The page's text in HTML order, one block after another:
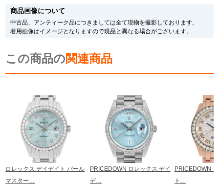
商品画像について
中古品、アンティーク品につきましては全て現物を撮影しております。
着用画像はイメージとなりますので現品と異なる場合がございます。
この商品の関連商品
ロレックス デイデイト パール
マスター…
PRICEDOWN ロレックス デイ
デ…
PRICEDOWN
ト…
メーカー保護シールの有無に個体差がございますのでご了承下さいませ。
また、メーカーにてマイナーチェンジがなされる場合がございますが、在庫品
の仕様で販売させていただきますので予めご了承の程お願いいたします。
尚、中古品、アンティーク品につきましては現品を撮影しております。
ます。
の掲載を控えております。
※当店では店頭販売も行っております為、サイトでのご注文と店頭処理との時
間差で在庫切れになる場合がございます。
予めご了承くださいませ。
また、ご来店にてご購入を希望される場合にも、事前に在庫の確認をお電話か
メールにてお問い合わせいただけますようお願いいたします。
※アンティーク品やユーズド品の場合、外装および内部機械に代替部品を使用
している場合がございます。
※表示の定価は、入荷時の価格となっております。
現在の定価と異なる場合がございますのでご了承くださいませ。